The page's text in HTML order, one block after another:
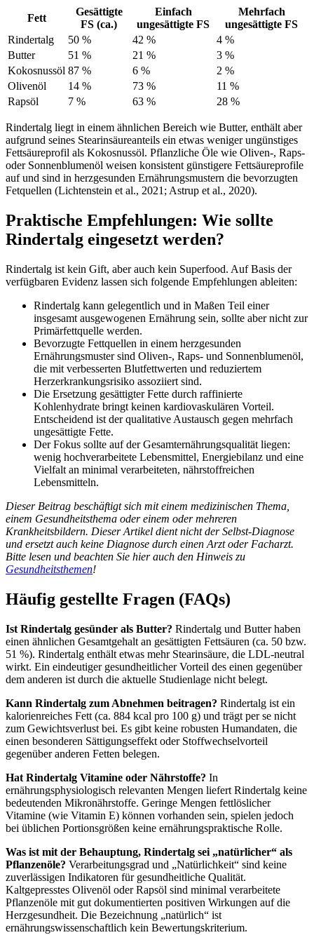
Fett
Gesättigte
FS (ca.)
Einfach
ungesättigte FS
Mehrfach
ungesättigte FS
Rindertalg
50 % 42 %
4 %
Butter
51 % 21 %
3 %
Kokosnussöl 87 % 6 %
2 %
Olivenöl
14 % 73 %
11 %
Rapsöl
7 % 63 % 28 %
Rindertalg liegt in einem ähnlichen Bereich wie Butter, enthält aber
aufgrund seines Stearinsäureanteils ein etwas weniger ungünstiges
Fettsäureprofil als Kokosnussöl. Pflanzliche Öle wie Oliven-, Raps-
oder Sonnenblumenöl weisen konsistent günstigere Fettsäureprofile
auf und sind in herzgesunden Ernährungsmustern die bevorzugten
Fetquellen (Lichtenstein et al., 2021; Astrup et al., 2020).
Praktische Empfehlungen: Wie sollte
Rindertalg eingesetzt werden?
Rindertalg ist kein Gift, aber auch kein Superfood. Auf Basis der
verfügbaren Evidenz lassen sich folgende Empfehlungen ableiten:
Rindertalg kann gelegentlich und in Maßen Teil einer
insgesamt ausgewogenen Ernährung sein, sollte aber nicht zur
Primärfettquelle werden.
Bevorzugte Fettquellen in einem herzgesunden
Ernährungsmuster sind Oliven-, Raps- und Sonnenblumenöl,
die mit verbesserten Blutfettwerten und reduziertem
Herzerkrankungsrisiko assoziiert sind.
Die Ersetzung gesättigter Fette durch raffinierte
Kohlenhydrate bringt keinen kardiovaskulären Vorteil.
Entscheidend ist der qualitative Austausch gegen mehrfach
ungesättigte Fette.
Der Fokus sollte auf der Gesamternährungsqualität liegen:
wenig hochverarbeitete Lebensmittel, Energiebilanz und eine
Vielfalt an minimal verarbeiteten, nährstoffreichen
Lebensmitteln.
Dieser Beitrag beschäftigt sich mit einem medizinischen Thema,
einem Gesundheitsthema oder einem oder mehreren
Krankheitsbildern. Dieser Artikel dient nicht der Selbst-Diagnose
und ersetzt auch keine Diagnose durch einen Arzt oder Facharzt.
Bitte lesen und beachten Sie hier auch den Hinweis zu
Gesundheitsthemen!
Häufig gestellte Fragen (FAQs)
Ist Rindertalg gesünder als Butter? Rindertalg und Butter haben
einen ähnlichen Gesamtgehalt an gesättigten Fettsäuren (ca. 50 bzw.
51 %). Rindertalg enthält etwas mehr Stearinsäure, die LDL-neutral
wirkt. Ein eindeutiger gesundheitlicher Vorteil des einen gegenüber
dem anderen ist durch die aktuelle Studienlage nicht belegt.
Kann Rindertalg zum Abnehmen beitragen? Rindertalg ist ein
kalorienreiches Fett (ca. 884 kcal pro 100 g) und trägt per se nicht
zum Gewichtsverlust bei. Es gibt keine robusten Humandaten, die
einen besonderen Sättigungseffekt oder Stoffwechselvorteil
gegenüber anderen Fetten belegen.
Hat Rindertalg Vitamine oder Nährstoffe? In
ernährungsphysiologisch relevanten Mengen liefert Rindertalg keine
bedeutenden Mikronährstoffe. Geringe Mengen fettlöslicher
Vitamine (wie Vitamin E) können vorhanden sein, spielen jedoch
bei üblichen Portionsgrößen keine ernährungspraktische Rolle.
Was ist mit der Behauptung, Rindertalg sei „natürlicher“ als
Pflanzenöle? Verarbeitungsgrad und „Natürlichkeit“ sind keine
zuverlässigen Indikatoren für gesundheitliche Qualität.
Kaltgepresstes Olivenöl oder Rapsöl sind minimal verarbeitete
Pflanzenöle mit gut dokumentierten positiven Wirkungen auf die
Herzgesundheit. Die Bezeichnung „natürlich“ ist
ernährungswissenschaftlich kein Bewertungskriterium.